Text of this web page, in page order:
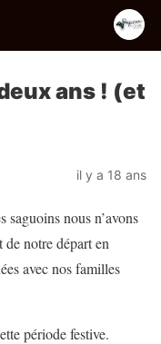
ans ! (et
il y a 18 ans
saguoins nous n’avons
de notre départ en
avec nos familles
période festive.